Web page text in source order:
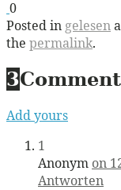
0
Posted in gelesen
the permalink.
3
Add yours
1
Anonym on
Antworten